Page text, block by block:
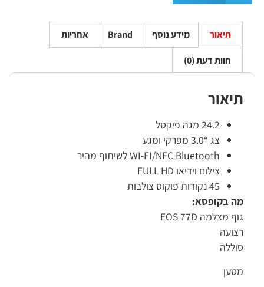
תיאור מידע נוסף Brand אחריות
חוות דעת (0)
תיאור
24.2 מגה פיקסל
צג “3.0 מפרקי ומגע
WI-FI/NFC Bluetooth לשיתוף מהיר
צילום וידיאו FULL HD
45 נקודות פוקוס צולבות
מה בקופסא:
גוף מצלמה EOS 77D
רצועה
סוללה
מטען